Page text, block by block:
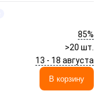
85%
>20 шт.
13 - 18 августа
В корзину